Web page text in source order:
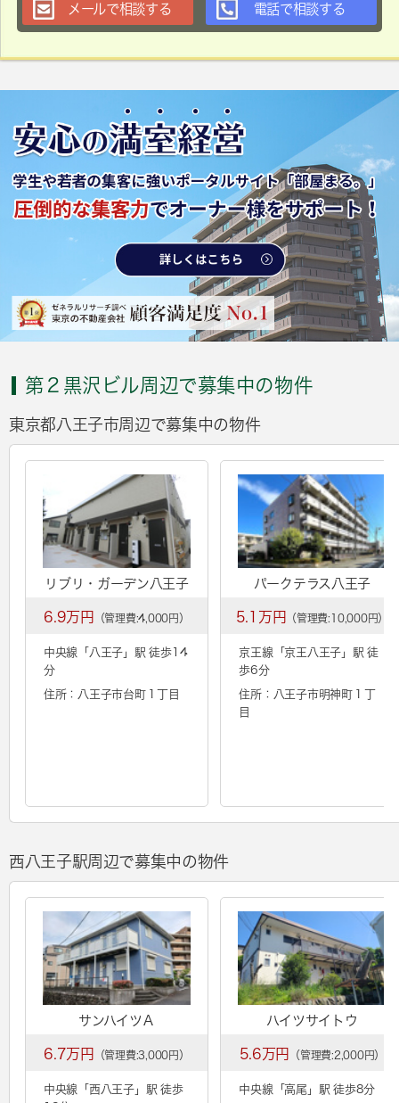
メールで相談する 電話で相談する
第２黒沢ビル周辺で募集中の物件
東京都八王子市周辺で募集中の物件
リブリ・ガーデン八王子
6.9万円 （管理費:4,000円）
中央線「 八王子 」駅 徒歩14
分
住所：八王子市台町１丁目
パークテラス八王子
5.1万円 （管理費:10,000円）
京王線「京王八王子 」駅 徒
歩6分
住所：八王子市明神町１丁
目
西八王子駅周辺で募集中の物件
サンハイツＡ
6.7万円 （管理費:3,000円）
中央線「 西八王子」駅 徒歩
ハイツサイトウ
5.6万円 （管理費:2,000円）
中央線「高尾 」駅 徒歩8分